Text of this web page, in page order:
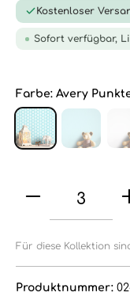
Kostenloser
Sofort verfügbar,
Farbe: Avery
Für diese Kollektion
Produktnummer: